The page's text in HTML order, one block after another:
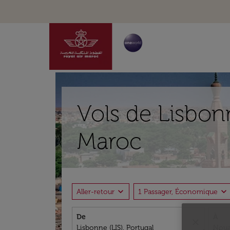
Vols de
Maroc
Aller-retour expand_more 1 Passager, Économique expand_more
De